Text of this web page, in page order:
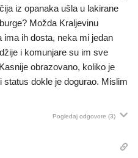
iz opanaka ušla u lakirane
Možda Kraljevinu
ih dosta, neka mi jedan
i komunjare su im sve
obrazovano, koliko je
dokle je dogurao. Mislim
Pogledaj odgovore (3)